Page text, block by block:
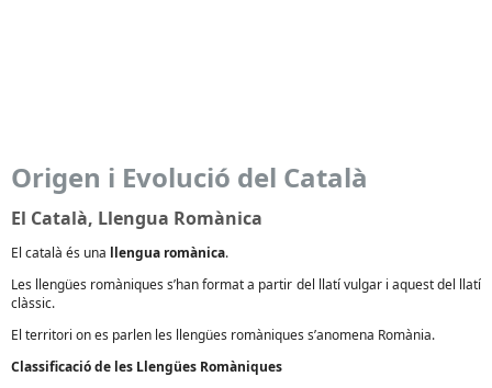
Origen i Evolució del Català
El Català, Llengua Romànica
El català és una llengua romànica.
Les llengües romàniques s’han format a partir del llatí vulgar i aquest del llatí
clàssic.
El territori on es parlen les llengües romàniques s’anomena Romània.
Classificació de les Llengües Romàniques